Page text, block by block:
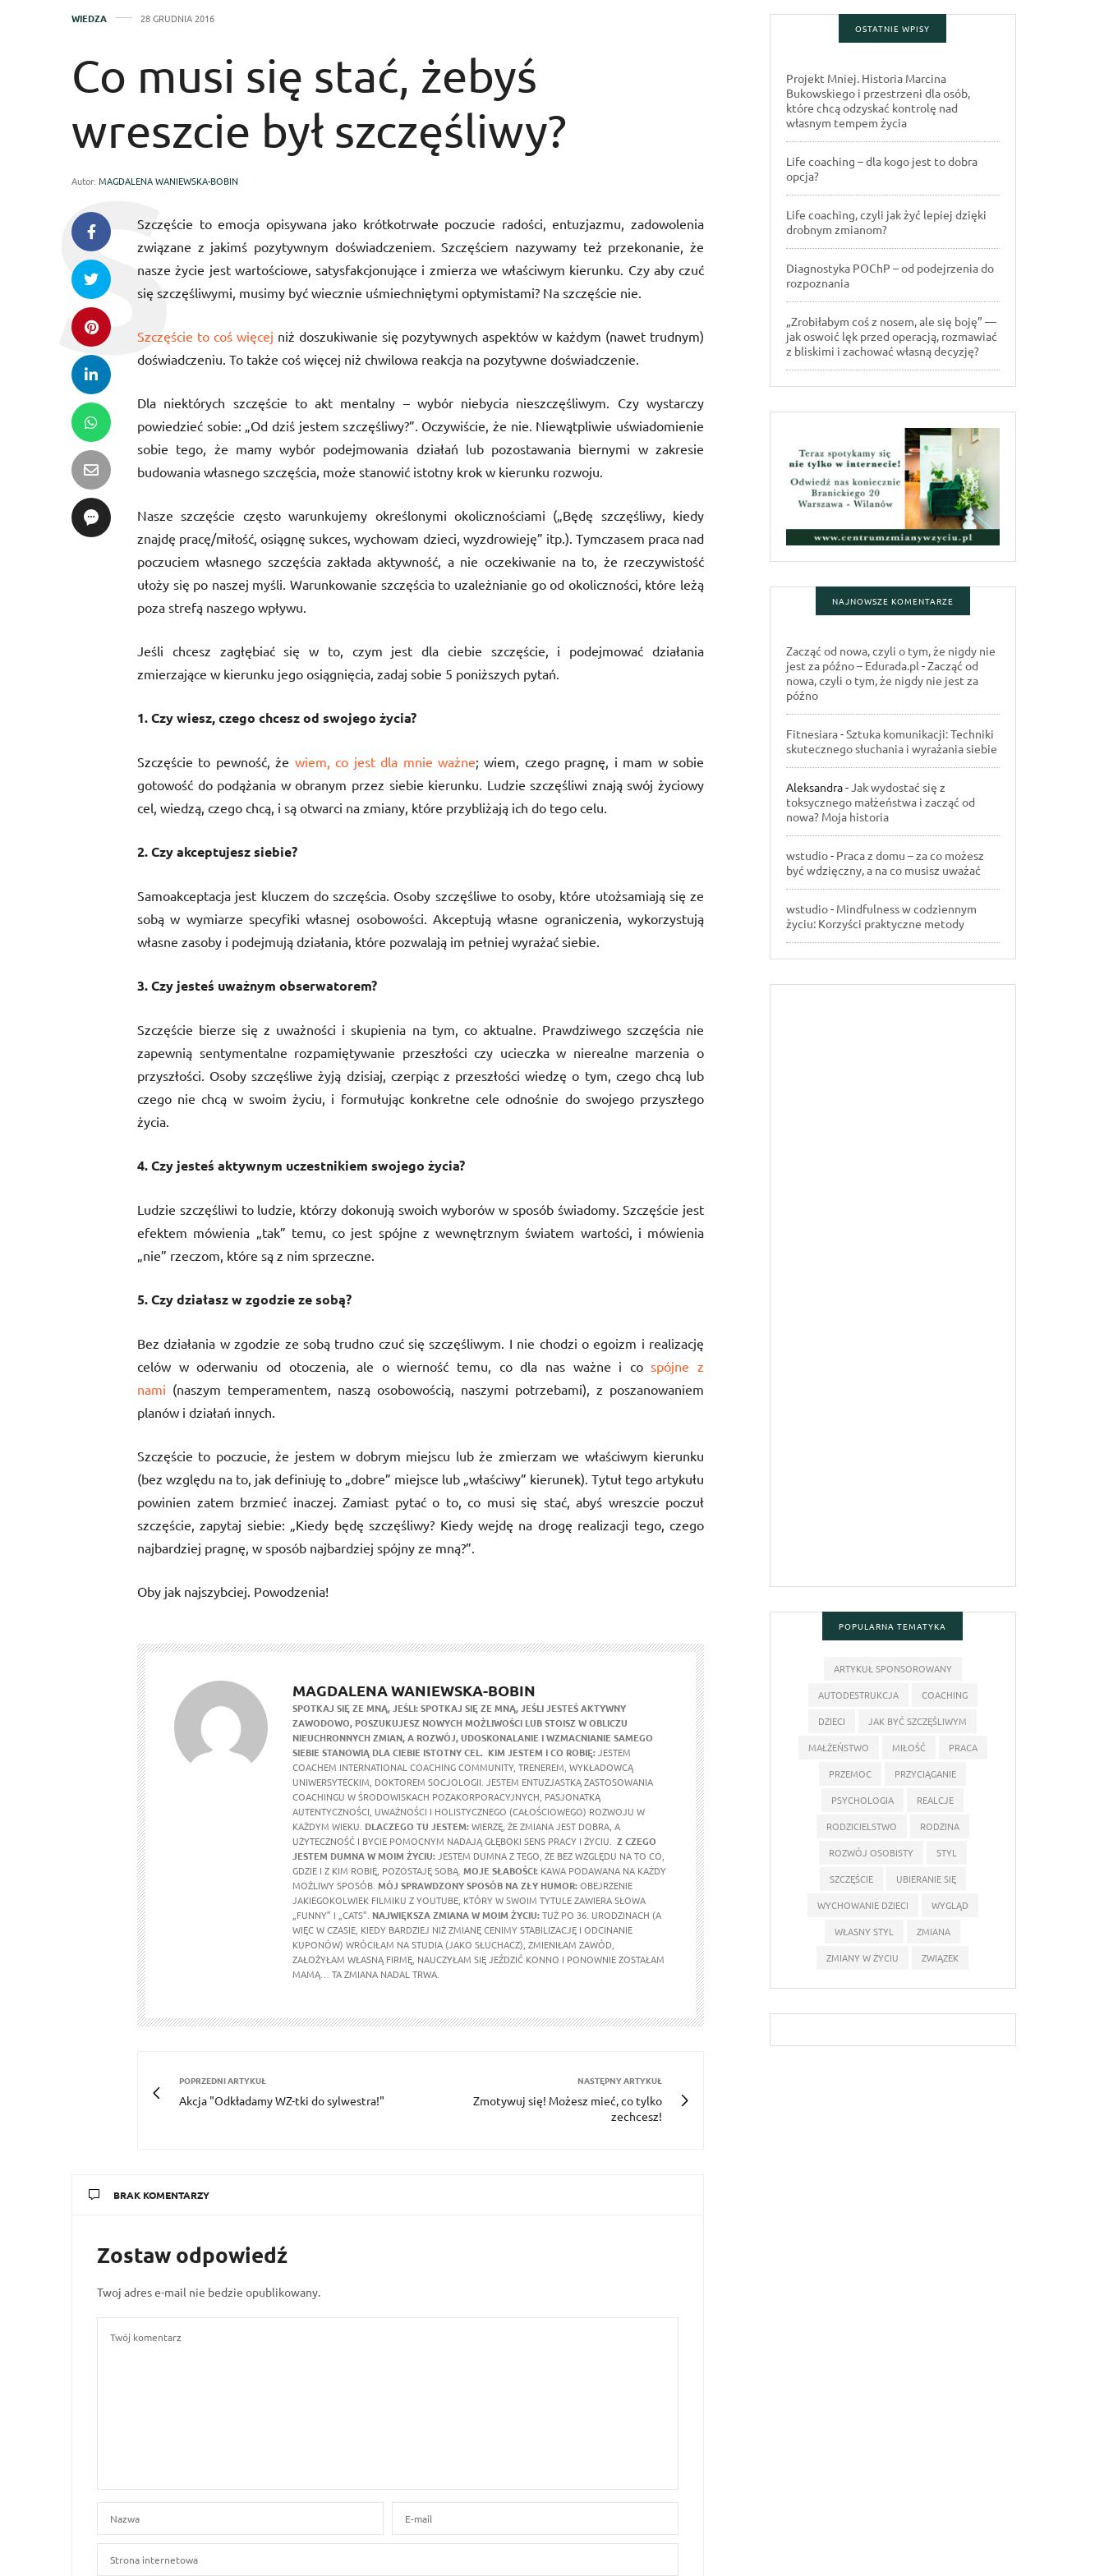
WIEDZA 28 GRUDNIA 2016
Co musi się stać, żebyś
wreszcie był szczęśliwy?
Autor: MAGDALENA WANIEWSKA-BOBIN
Szczęście to emocja opisywana jako krótkotrwałe poczucie radości, entuzjazmu, zadowolenia
związane z jakimś pozytywnym doświadczeniem. Szczęściem nazywamy też przekonanie, że
nasze życie jest wartościowe, satysfakcjonujące i zmierza we właściwym kierunku. Czy aby czuć
się szczęśliwymi, musimy być wiecznie uśmiechniętymi optymistami? Na szczęście nie.
Szczęście to coś więcej niż doszukiwanie się pozytywnych aspektów w każdym (nawet trudnym)
doświadczeniu. To także coś więcej niż chwilowa reakcja na pozytywne doświadczenie.
Dla niektórych szczęście to akt mentalny – wybór niebycia nieszczęśliwym. Czy wystarczy
powiedzieć sobie: „Od dziś jestem szczęśliwy?”. Oczywiście, że nie. Niewątpliwie uświadomienie
sobie tego, że mamy wybór podejmowania działań lub pozostawania biernymi w zakresie
budowania własnego szczęścia, może stanowić istotny krok w kierunku rozwoju.
Nasze szczęście często warunkujemy określonymi okolicznościami („Będę szczęśliwy, kiedy
znajdę pracę/miłość, osiągnę sukces, wychowam dzieci, wyzdrowieję” itp.). Tymczasem praca nad
poczuciem własnego szczęścia zakłada aktywność, a nie oczekiwanie na to, że rzeczywistość
ułoży się po naszej myśli. Warunkowanie szczęścia to uzależnianie go od okoliczności, które leżą
poza strefą naszego wpływu.
Jeśli chcesz zagłębiać się w to, czym jest dla ciebie szczęście, i podejmować działania
zmierzające w kierunku jego osiągnięcia, zadaj sobie 5 poniższych pytań.
1. Czy wiesz, czego chcesz od swojego życia?
Szczęście to pewność, że wiem, co jest dla mnie ważne; wiem, czego pragnę, i mam w sobie
gotowość do podążania w obranym przez siebie kierunku. Ludzie szczęśliwi znają swój życiowy
cel, wiedzą, czego chcą, i są otwarci na zmiany, które przybliżają ich do tego celu.
2. Czy akceptujesz siebie?
Samoakceptacja jest kluczem do szczęścia. Osoby szczęśliwe to osoby, które utożsamiają się ze
sobą w wymiarze specyfiki własnej osobowości. Akceptują własne ograniczenia, wykorzystują
własne zasoby i podejmują działania, które pozwalają im pełniej wyrażać siebie.
3. Czy jesteś uważnym obserwatorem?
Szczęście bierze się z uważności i skupienia na tym, co aktualne. Prawdziwego szczęścia nie
zapewnią sentymentalne rozpamiętywanie przeszłości czy ucieczka w nierealne marzenia o
przyszłości. Osoby szczęśliwe żyją dzisiaj, czerpiąc z przeszłości wiedzę o tym, czego chcą lub
czego nie chcą w swoim życiu, i formułując konkretne cele odnośnie do swojego przyszłego
życia.
4. Czy jesteś aktywnym uczestnikiem swojego życia?
Ludzie szczęśliwi to ludzie, którzy dokonują swoich wyborów w sposób świadomy. Szczęście jest
efektem mówienia „tak” temu, co jest spójne z wewnętrznym światem wartości, i mówienia
„nie” rzeczom, które są z nim sprzeczne.
5. Czy działasz w zgodzie ze sobą?
Bez działania w zgodzie ze sobą trudno czuć się szczęśliwym. I nie chodzi o egoizm i realizację
celów w oderwaniu od otoczenia, ale o wierność temu, co dla nas ważne i cospójne z
nami (naszym temperamentem, naszą osobowością, naszymi potrzebami), z poszanowaniem
planów i działań innych.
Szczęście to poczucie, że jestem w dobrym miejscu lub że zmierzam we właściwym kierunku
(bez względu na to, jak definiuję to „dobre” miejsce lub „właściwy” kierunek). Tytuł tego artykułu
powinien zatem brzmieć inaczej. Zamiast pytać o to, co musi się stać, abyś wreszcie poczuł
szczęście, zapytaj siebie: „Kiedy będę szczęśliwy? Kiedy wejdę na drogę realizacji tego, czego
najbardziej pragnę, w sposób najbardziej spójny ze mną?”.
Oby jak najszybciej. Powodzenia!
MAGDALENA WANIEWSKA-BOBIN
SPOTKAJ SIĘ ZE MNĄ, JEŚLI:SPOTKAJ SIĘ ZE MNĄ, JEŚLI JESTEŚ AKTYWNY
ZAWODOWO, POSZUKUJESZ NOWYCH MOŻLIWOŚCI LUB STOISZ W OBLICZU
NIEUCHRONNYCH ZMIAN, A ROZWÓJ, UDOSKONALANIE I WZMACNIANIE SAMEGO
SIEBIE STANOWIĄ DLA CIEBIE ISTOTNY CEL. KIM JESTEM I CO ROBIĘ:JESTEM
COACHEM INTERNATIONAL COACHING COMMUNITY, TRENEREM, WYKŁADOWCĄ
UNIWERSYTECKIM, DOKTOREM SOCJOLOGII. JESTEM ENTUZJASTKĄ ZASTOSOWANIA
COACHINGU W ŚRODOWISKACH POZAKORPORACYJNYCH, PASJONATKĄ
AUTENTYCZNOŚCI, UWAŻNOŚCI I HOLISTYCZNEGO (CAŁOŚCIOWEGO) ROZWOJU W
KAŻDYM WIEKU. DLACZEGO TU JESTEM:WIERZĘ, ŻE ZMIANA JEST DOBRA, A
UŻYTECZNOŚĆ I BYCIE POMOCNYM NADAJĄ GŁĘBOKI SENS PRACY I ŻYCIU. Z CZEGO
JESTEM DUMNA W MOIM ŻYCIU:JESTEM DUMNA Z TEGO, ŻE BEZ WZGLĘDU NA TO CO,
GDZIE I Z KIM ROBIĘ, POZOSTAJĘ SOBĄ. MOJE SŁABOŚCI: KAWA PODAWANA NA KAŻDY
MOŻLIWY SPOSÓB. MÓJ SPRAWDZONY SPOSÓB NA ZŁY HUMOR:OBEJRZENIE
JAKIEGOKOLWIEK FILMIKU Z YOUTUBE, KTÓRY W SWOIM TYTULE ZAWIERA SŁOWA
„FUNNY” I „CATS”. NAJWIĘKSZA ZMIANA W MOIM ŻYCIU:TUŻ PO 36. URODZINACH (A
WIĘC W CZASIE, KIEDY BARDZIEJ NIŻ ZMIANĘ CENIMY STABILIZACJĘ I ODCINANIE
KUPONÓW) WRÓCIŁAM NA STUDIA (JAKO SŁUCHACZ), ZMIENIŁAM ZAWÓD,
ZAŁOŻYŁAM WŁASNĄ FIRMĘ, NAUCZYŁAM SIĘ JEŹDZIĆ KONNO I PONOWNIE ZOSTAŁAM
MAMĄ… TA ZMIANA NADAL TRWA.
POPRZEDNI ARTYKUŁ
Akcja "Odkładamy WZ-tki do sylwestra!"
NASTĘPNY ARTYKUŁ
Zmotywuj się! Możesz mieć, co tylko
zechcesz!
BRAK KOMENTARZY
Zostaw odpowiedź
Twoj adres e-mail nie bedzie opublikowany.
OSTATNIE WPISY
Projekt Mniej. Historia Marcina
Bukowskiego i przestrzeni dla osób,
które chcą odzyskać kontrolę nad
własnym tempem życia
Life coaching – dla kogo jest to dobra
opcja?
Life coaching, czyli jak żyć lepiej dzięki
drobnym zmianom?
Diagnostyka POChP – od podejrzenia do
rozpoznania
„Zrobiłabym coś z nosem, ale się boję” —
jak oswoić lęk przed operacją, rozmawiać
z bliskimi i zachować własną decyzję?
NAJNOWSZE KOMENTARZE
Zacząć od nowa, czyli o tym, że nigdy nie
jest za późno – Edurada.pl -Zacząć od
nowa, czyli o tym, że nigdy nie jest za
późno
Fitnesiara-Sztuka komunikacji: Techniki
skutecznego słuchania i wyrażania siebie
Aleksandra-Jak wydostać się z
toksycznego małżeństwa i zacząć od
nowa? Moja historia
wstudio- Praca z domu – za co możesz
być wdzięczny, a na co musisz uważać
wstudio- Mindfulness w codziennym
życiu: Korzyści praktyczne metody
POPULARNA TEMATYKA
ARTYKUŁ SPONSOROWANY
AUTODESTRUKCJA
COACHING
DZIECI
JAK BYĆ SZCZĘŚLIWYM
MAŁŻEŃSTWO
MIŁOŚĆ
PRACA
PRZEMOC
PRZYCIĄGANIE
PSYCHOLOGIA
REALCJE
RODZICIELSTWO
RODZINA
ROZWÓJ OSOBISTY
STYL
SZCZĘŚCIE
UBIERANIE SIĘ
WYCHOWANIE DZIECI
WYGLĄD
WŁASNY STYL
ZMIANA
ZMIANY W ŻYCIU
ZWIĄZEK